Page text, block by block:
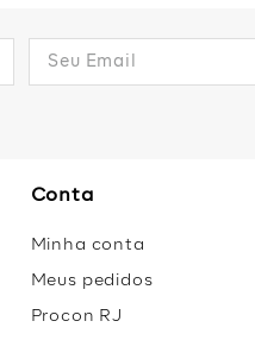
Conta
Minha conta
Meus pedidos
Procon RJ